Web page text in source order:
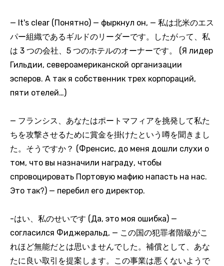
— It's clear (Понятно) — фыркнул он, — 私は北米のエス
パー組織であるギルドのリーダーです。したがって、私
は 3 つの会社、5 つのホテルのオーナーです。 (Я лидер
Гильдии, североамериканской организации
эсперов. А так я собственник трех корпораций,
пяти отелей…)
— フランシス、あなたはポートマフィアを挑発して私た
ちを攻撃させるために賞金を掛けたという噂を聞きまし
た。そうですか？ (Френсис, до меня дошли слухи о
том, что вы назначили награду, чтобы
спровоцировать Портовую мафию напасть на нас.
Это так?) — перебил его директор.
-はい、私のせいです (Да, это моя ошибка) —
согласился Фиджеральд, — この国の犯罪者階級がこ
れほど無能だとは思いませんでした。補償として、あな
たに良い取引を提案します。この事業は悪くないようで